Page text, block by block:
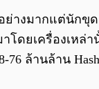
ย่างมากแต่นักขุด
ยเครื่องเหล่า
ล้านล้าน